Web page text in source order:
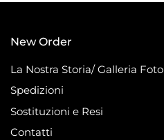
New Order
La Nostra Storia/ Galleria Foto
Spedizioni
Sostituzioni e Resi
Contatti